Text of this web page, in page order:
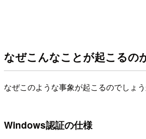
なぜこんなことが起こるの
なぜこのような事象が起こるのでしょう
Windows認証の仕様